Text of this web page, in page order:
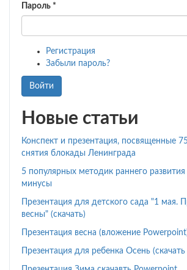
Пароль *
Регистрация
Забыли пароль?
Войти
Новые статьи
Конспект и презентация, посвященные
снятия блокады Ленинграда
5 популярных методик раннего
минусы
Презентация для детского сада "1 мая.
весны" (скачать)
Презентация весна (вложение
Презентация для ребенка Осень